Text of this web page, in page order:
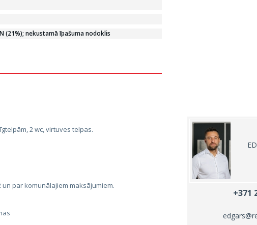
(21%); nekustamā īpašuma nodoklis
2 wc, virtuves telpas.
un par komunālajiem maksājumiem.
+371